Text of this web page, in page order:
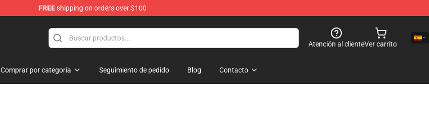
FREEshipping on orders over $100
Atención al clienteVer carrito
Comprar por categoría Seguimiento de pedido Blog Contacto